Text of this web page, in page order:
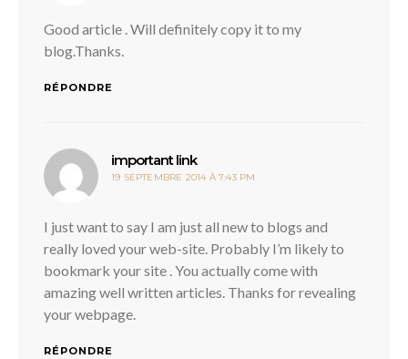
Good article . Will definitely copy it to my
blog.Thanks.
RÉPONDRE
important linkdit :
19 SEPTEMBRE 2014 À 7:43 PM
I just want to say I am just all new to blogs and
really loved your web-site. Probably I’m likely to
bookmark your site . You actually come with
amazing well written articles. Thanks for revealing
your webpage.
RÉPONDRE